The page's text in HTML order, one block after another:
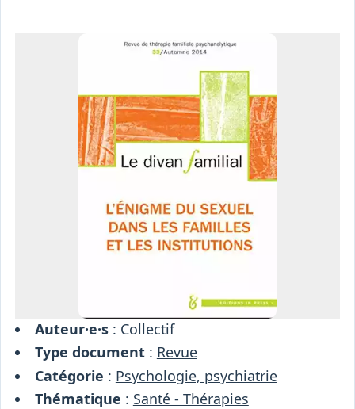
Auteur·e·s: Collectif
Type document: Revue
Catégorie : Psychologie, psychiatrie
Thématique : Santé - Thérapies